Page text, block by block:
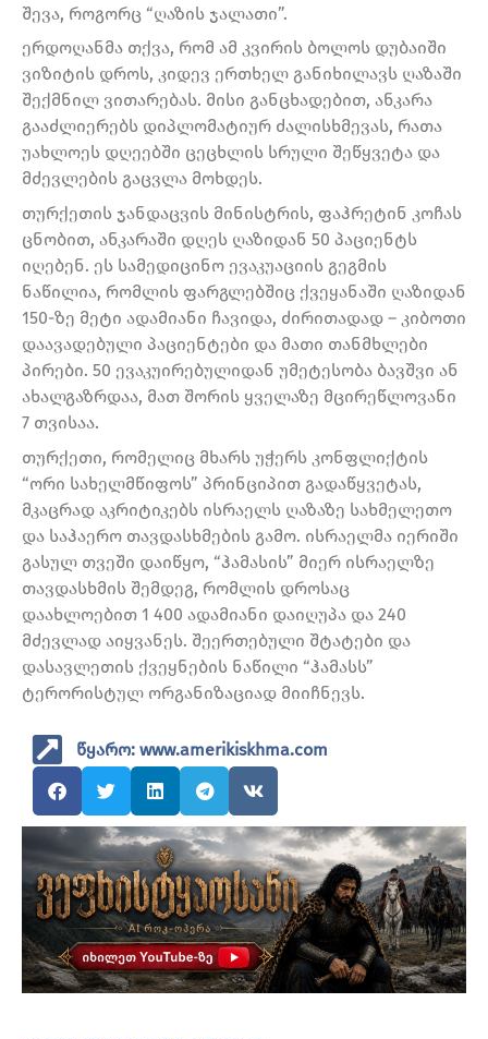
შევა, როგორც “ღაზის ჯალათი”.
ერდოღანმა თქვა, რომ ამ კვირის ბოლოს დუბაიში
ვიზიტის დროს, კიდევ ერთხელ განიხილავს ღაზაში
შექმნილ ვითარებას. მისი განცხადებით, ანკარა
გააძლიერებს დიპლომატიურ ძალისხმევას, რათა
უახლოეს დღეებში ცეცხლის სრული შეწყვეტა და
მძევლების გაცვლა მოხდეს.
თურქეთის ჯანდაცვის მინისტრის, ფაჰრეტინ კოჩას
ცნობით, ანკარაში დღეს ღაზიდან 50 პაციენტს
იღებენ. ეს სამედიცინო ევაკუაციის გეგმის
ნაწილია, რომლის ფარგლებშიც ქვეყანაში ღაზიდან
150-ზე მეტი ადამიანი ჩავიდა, ძირითადად – კიბოთი
დაავადებული პაციენტები და მათი თანმხლები
პირები. 50 ევაკუირებულიდან უმეტესობა ბავშვი ან
ახალგაზრდაა, მათ შორის ყველაზე მცირეწლოვანი
7 თვისაა.
თურქეთი, რომელიც მხარს უჭერს კონფლიქტის
“ორი სახელმწიფოს” პრინციპით გადაწყვეტას,
მკაცრად აკრიტიკებს ისრაელს ღაზაზე სახმელეთო
და საჰაერო თავდასხმების გამო. ისრაელმა იერიში
გასულ თვეში დაიწყო, “ჰამასის” მიერ ისრაელზე
თავდასხმის შემდეგ, რომლის დროსაც
დაახლოებით 1 400 ადამიანი დაიღუპა და 240
მძევლად აიყვანეს. შეერთებული შტატები და
დასავლეთის ქვეყნების ნაწილი “ჰამასს”
ტერორისტულ ორგანიზაციად მიიჩნევს.
წყარო: www.amerikiskhma.com